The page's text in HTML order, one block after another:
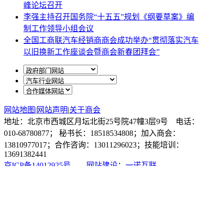
峰论坛召开
李强主持召开国务院“十五五”规划《纲要草案》编
制工作领导小组会议
全国工商联汽车经销商商会成功举办“贯彻落实汽车
以旧换新工作座谈会暨商会新春团拜会”
网站地图 | 网站声明|关于商会
地址：北京市西城区月坛北街25号院47幢3层9号 电话：
010-68780877； 秘书长：18518534808；加入商会：
13810977017；合作咨询：13011296023；技能培训：
13691382441
京ICP备14012925号
网站建设： 一诺互联